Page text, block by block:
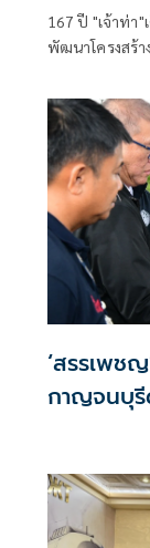
167 ปี "เจ้าท่า
พัฒนาโครงสร้
‘สรรเพช
กาญจนบุรี